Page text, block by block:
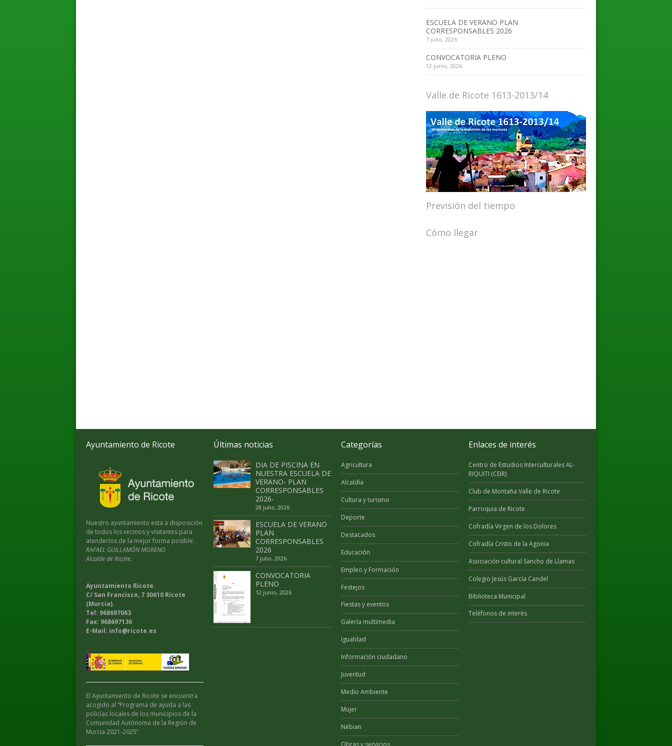
ESCUELA DE VERANO PLAN
CORRESPONSABLES 2026
7 julio, 2026
CONVOCATORIA PLENO
12 junio, 2026
Valle de Ricote 1613-2013/14
Previsión del tiempo
Cómo llegar
Ayuntamiento de Ricote
Nuestro ayuntamiento esta a disposición
de todos los vecinos y visitantes para
atenderlos de la mejor forma posible.
RAFAEL GUILLAMÓN MORENO
Alcalde de Ricote.
Ayuntamiento Ricote.
C/ San Francisco, 7 30610 Ricote
(Murcia).
Tel: 968697063
Fax: 968697136
E-Mail: info@ricote.es
El Ayuntamiento de Ricote se encuentra
acogido al “Programa de ayuda a las
policías locales de los municipios de la
Comunidad Autónoma de la Región de
Murcia 2021-2025”
Últimas noticias
DIA DE PISCINA EN
NUESTRA ESCUELA DE
VERANO- PLAN
CORRESPONSABLES
2026-
28 julio, 2026
ESCUELA DE VERANO
PLAN
CORRESPONSABLES
2026
7 julio, 2026
CONVOCATORIA
PLENO
12 junio, 2026
Categorías
Agricultura
Alcaldía
Cultura y turismo
Deporte
Destacados
Educación
Empleo y Formación
Festejos
Fiestas y eventos
Galería multimedia
Igualdad
Información ciudadano
Juventud
Medio Ambiente
Mujer
Nébian
Enlaces de interés
Centro de Estudios Interculturales AL-
RIQUITI (CEIR)
Club de Montaña Valle de Ricote
Parroquia de Ricote
Cofradía Virgen de los Dolores
Cofradía Cristo de la Agonia
Asociación cultural Sancho de Llamas
Colegio Jesús García Candel
Biblioteca Municipal
Teléfonos de interés